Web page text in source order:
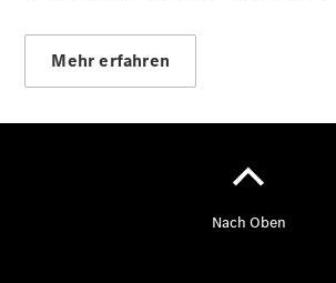
Übersicht
Mehr erfahren